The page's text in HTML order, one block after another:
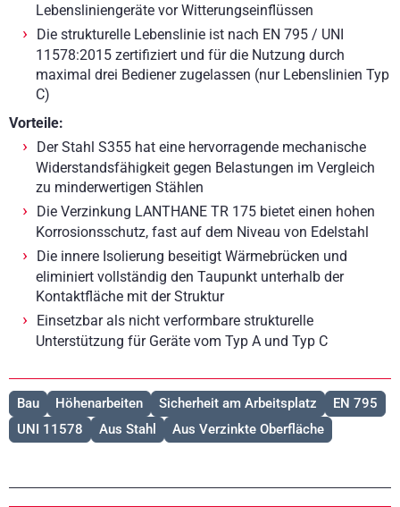
Lebensliniengeräte vor Witterungseinflüssen
Die strukturelle Lebenslinie ist nach EN 795 / UNI
11578:2015 zertifiziert und für die Nutzung durch
maximal drei Bediener zugelassen (nur Lebenslinien Typ
C)
Vorteile:
Der Stahl S355 hat eine hervorragende mechanische
Widerstandsfähigkeit gegen Belastungen im Vergleich
zu minderwertigen Stählen
Die Verzinkung LANTHANE TR 175 bietet einen hohen
Korrosionsschutz, fast auf dem Niveau von Edelstahl
Die innere Isolierung beseitigt Wärmebrücken und
eliminiert vollständig den Taupunkt unterhalb der
Kontaktfläche mit der Struktur
Einsetzbar als nicht verformbare strukturelle
Unterstützung für Geräte vom Typ A und Typ C
Bau Höhenarbeiten Sicherheit am Arbeitsplatz
EN 795
UNI 11578
Aus Stahl Aus Verzinkte Oberfläche